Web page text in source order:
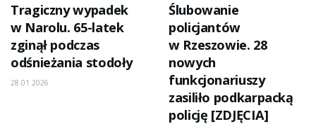
Tragiczny wypadek
w Narolu. 65-latek
zginął podczas
odśnieżania stodoły
28.01.2026
Ślubowanie
policjantów
w Rzeszowie. 28
nowych
funkcjonariuszy
zasiliło podkarpacką
policję [ZDJĘCIA]